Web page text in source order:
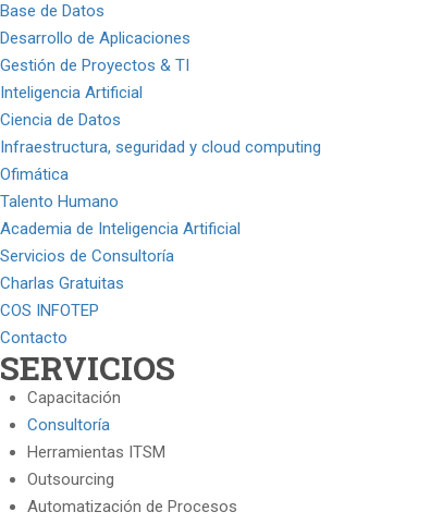
Base de Datos
Desarrollo de Aplicaciones
Gestión de Proyectos & TI
Inteligencia Artificial
Ciencia de Datos
Infraestructura, seguridad y cloud computing
Ofimática
Talento Humano
Academia de Inteligencia Artificial
Servicios de Consultoría
Charlas Gratuitas
COS INFOTEP
Contacto
SERVICIOS
Capacitación
Consultoría
Herramientas ITSM
Outsourcing
Automatización de Procesos